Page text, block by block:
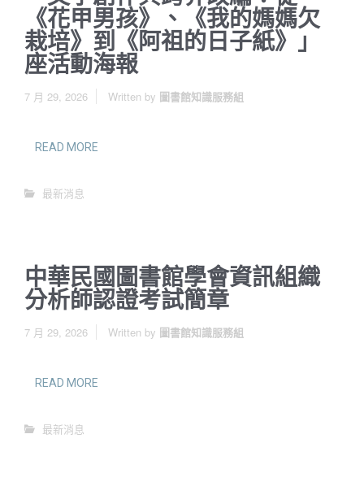
《花甲男孩》、《我的媽媽欠
栽培》到《阿祖的日子紙》」
座活動海報
7 月 29, 2026 Written by 圖書館知識服務組
READ MORE
最新消息
中華民國圖書館學會資訊組織
分析師認證考試簡章
7 月 29, 2026 Written by 圖書館知識服務組
READ MORE
最新消息